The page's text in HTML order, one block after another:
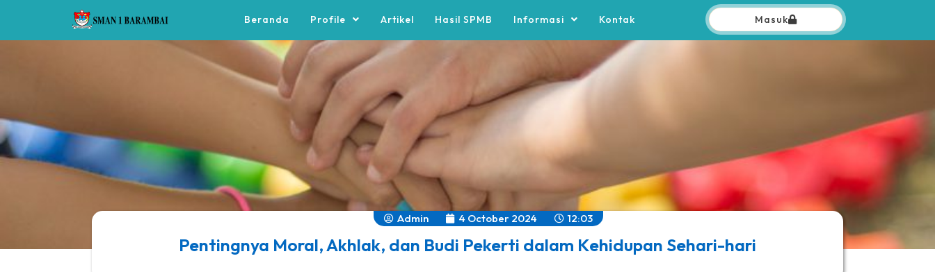
Beranda Profile Artikel Hasil SPMB Informasi Kontak Masuk
Admin 4 October 2024 12:03
Pentingnya Moral, Akhlak, dan Budi Pekerti dalam Kehidupan Sehari-hari